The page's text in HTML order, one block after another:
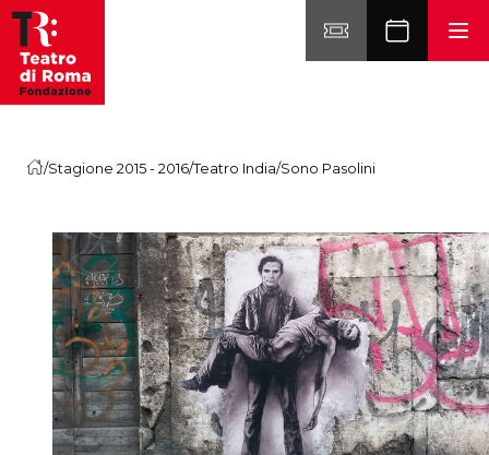
Vai al contenuto
/Stagione 2015 - 2016/Teatro India/Sono Pasolini